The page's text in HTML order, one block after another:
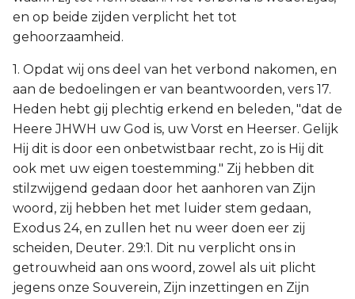
en op beide zijden verplicht het tot
gehoorzaamheid.
1. Opdat wij ons deel van het verbond nakomen, en
aan de bedoelingen er van beantwoorden, vers 17.
Heden hebt gij plechtig erkend en beleden, "dat de
Heere JHWH uw God is, uw Vorst en Heerser. Gelijk
Hij dit is door een onbetwistbaar recht, zo is Hij dit
ook met uw eigen toestemming." Zij hebben dit
stilzwijgend gedaan door het aanhoren van Zijn
woord, zij hebben het met luider stem gedaan,
Exodus 24, en zullen het nu weer doen eer zij
scheiden, Deuter. 29:1. Dit nu verplicht ons in
getrouwheid aan ons woord, zowel als uit plicht
jegens onze Souverein, Zijn inzettingen en Zijn